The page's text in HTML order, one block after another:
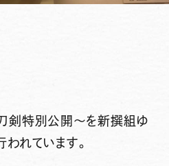
剣特別公開～を新撰組ゆ
われています。